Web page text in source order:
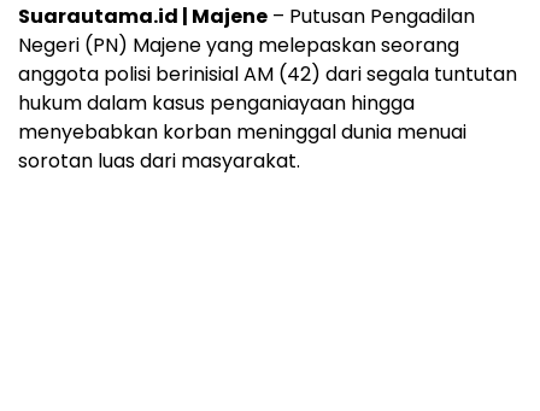
Suarautama.id | Majene – Putusan Pengadilan
Negeri (PN) Majene yang melepaskan seorang
anggota polisi berinisial AM (42) dari segala tuntutan
hukum dalam kasus penganiayaan hingga
menyebabkan korban meninggal dunia menuai
sorotan luas dari masyarakat.